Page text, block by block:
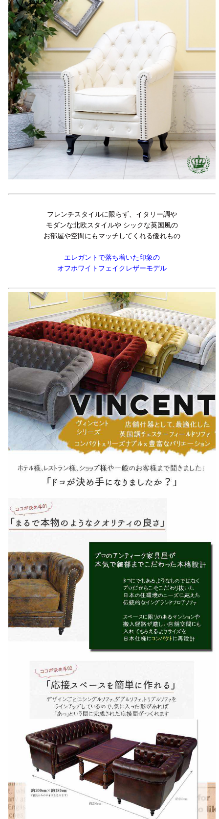
フレンチスタイルに限らず、イタリー調や
モダンな北欧スタイルや シックな英国風の
お部屋や空間にもマッチしてくれる優れもの
エレガントで落ち着いた印象の
オフホワイトフェイクレザーモデル